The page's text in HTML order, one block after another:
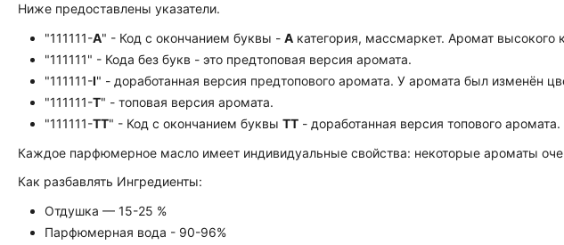
Ниже предоставлены указатели.
"111111-А" - Код с окончанием буквы - А категория, массмаркет. Аромат высокого
"111111" - Кода без букв - это предтоповая версия аромата.
"111111-I" - доработанная версия предтопового аромата. У аромата был изменён
"111111-Т" - топовая версия аромата.
"111111-ТТ" - Код с окончанием буквы TT - доработанная версия топового
Каждое парфюмерное масло имеет индивидуальные свойства: некоторые ароматы
Как разбавлять Ингредиенты:
Отдушка — 15-25 %
Парфюмерная вода - 90-96%